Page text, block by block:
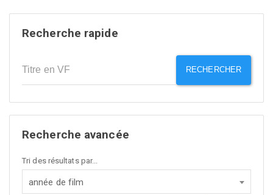
Recherche rapide
RECHERCHER
Recherche avancée
Tri des résultats par...
année de film